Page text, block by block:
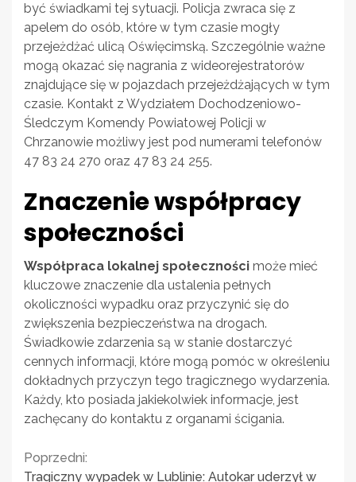
być świadkami tej sytuacji. Policja zwraca się z
apelem do osób, które w tym czasie mogły
przejeżdżać ulicą Oświęcimską. Szczególnie ważne
mogą okazać się nagrania z wideorejestratorów
znajdujące się w pojazdach przejeżdżających w tym
czasie. Kontakt z Wydziałem Dochodzeniowo-
Śledczym Komendy Powiatowej Policji w
Chrzanowie możliwy jest pod numerami telefonów
47 83 24 270 oraz 47 83 24 255.
Znaczenie współpracy
społeczności
Współpraca lokalnej społeczności może mieć
kluczowe znaczenie dla ustalenia pełnych
okoliczności wypadku oraz przyczynić się do
zwiększenia bezpieczeństwa na drogach.
Świadkowie zdarzenia są w stanie dostarczyć
cennych informacji, które mogą pomóc w określeniu
dokładnych przyczyn tego tragicznego wydarzenia.
Każdy, kto posiada jakiekolwiek informacje, jest
zachęcany do kontaktu z organami ścigania.
Continue
Poprzedni:
Tragiczny wypadek w Lublinie: Autokar uderzył w